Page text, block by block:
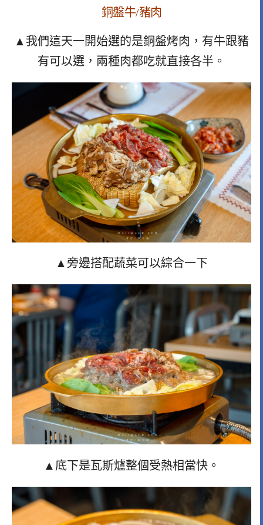
銅盤牛/豬肉
▲我們這天一開始選的是銅盤烤肉，有牛跟豬
有可以選，兩種肉都吃就直接各半。
▲旁邊搭配蔬菜可以綜合一下
▲底下是瓦斯爐整個受熱相當快。